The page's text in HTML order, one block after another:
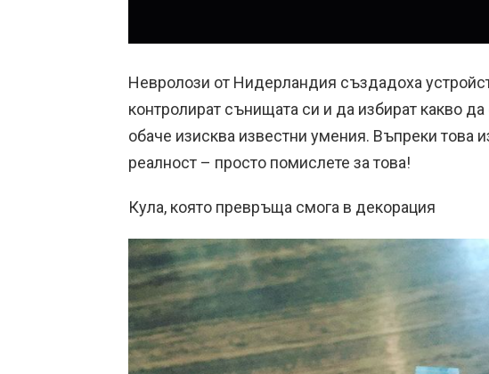
Невролози от Нидерландия създадоха
контролират сънищата си и да избират какво
обаче изисква известни умения. Въпреки това
реалност – просто помислете за това!
Кула, която превръща смога в декорация